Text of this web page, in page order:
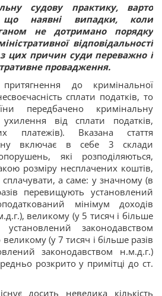
судову практику, варто
що наявні випадки, коли
не дотримано порядку
відповідальності
цих причин суди переважно і
провадження.
до кримінальної
сплати податків, то
передбачено кримінальну
ухилення від сплати податків,
платежів). Вказана стаття
включає в себе 3 склади
які розподіляються,
розміру несплачених коштів,
сплачувати, а саме: у значному (в
перевищують установлений
мінімум доходів
великому (у 5 тисяч і більше
законодавством
(у 7 тисяч і більше разів
законодавством н.м.д.г.)
розкрито у примітці до ст.
досить невелика кількість